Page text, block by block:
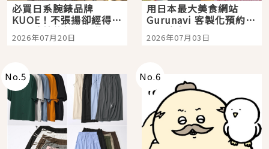
必買日系腕錶品牌
KUOE！不張揚卻經得起
時間洗鍊的經典之作五
選
2026年07月20日
用日本最大美食網站
Gurunavi 客製化預約九
大都市餐廳，打造專屬
美食體驗！
2026年07月03日
No.5 No.6